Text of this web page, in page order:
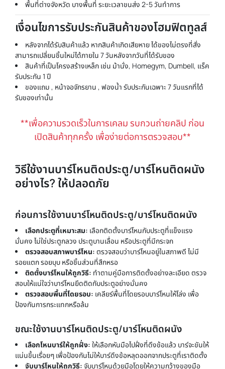
พื้นที่ต่างจังหวัด บางพื้นที่ ระยะเวลาขนส่ง 2-5 วันทำการ
เงื่อนไขการรับประกันสินค้าของโฮมฟิตทูลส์
หลังจากได้รับสินค้าแล้ว หากสินค้าเกิดเสียหาย ได้ของไม่ตรงที่สั่ง
สามารถเปลี่ยนชิ้นใหม่ได้ภายใน 7 วันหลังจากวันที่ได้รับของ
สินค้าที่เป็นโครงสร้างเหล็ก เช่น ม้านั่ง, Homegym, Dumbell, แร็ค
รับประกัน 1 ปี
ของแถม , หน้าจอจักรยาน , ฟองน้ำ รับประกันเฉพาะ 7 วันแรกที่ได้
รับของเท่านั้น
**เพื่อความรวดเร็วในการเคลม รบกวนถ่ายคลิป ก่อน
เปิดสินค้าทุกครั้ง เพื่อง่ายต่อการตรวจสอบ**
วิธีใช้งานบาร์โหนติดประตู/บาร์โหนติดผนัง
อย่างไร? ให้ปลอดภัย
ก่อนการใช้งานบาร์โหนติดประตู/บาร์โหนติดผนัง
เลือกประตูที่เหมาะสม: เลือกติดตั้งบาร์โหนกับประตูที่แข็งแรง
มั่นคง ไม่ใช่ประตูกลวง ประตูบานเลื่อน หรือประตูที่มีกระจก
ตรวจสอบสภาพบาร์โหน: ตรวจสอบว่าบาร์โหนอยู่ในสภาพดี ไม่มี
รอยแตก รอยบุบ หรือชิ้นส่วนที่สึกหรอ
ติดตั้งบาร์โหนให้ถูกวิธี: ทำตามคู่มือการติดตั้งอย่างละเอียด ตรวจ
สอบให้แน่ใจว่าบาร์โหนยึดติดกับประตูอย่างมั่นคง
ตรวจสอบพื้นที่โดยรอบ: เคลียร์พื้นที่โดยรอบบาร์โหนให้โล่ง เพื่อ
ป้องกันการกระแทกหรือล้ม
ขณะใช้งานบาร์โหนติดประตู/บาร์โหนติดผนัง
เลือกโหนบาร์ให้ถูกฝั่ง: ให้เลือกหันมือไปฝั่งที่ดึงข้อแล้ว บาร์จะขันให้
เเน่นขึ้นเรื่อยๆ เพื่อป้องกันไม่ให้บาร์ดึงข้อหลุดออกจากประตูที่เราติดตั้ง
จับบาร์โหนให้ถูกวิธี: จับบาร์โหนด้วยมือโดยให้ความกว้างของมือ